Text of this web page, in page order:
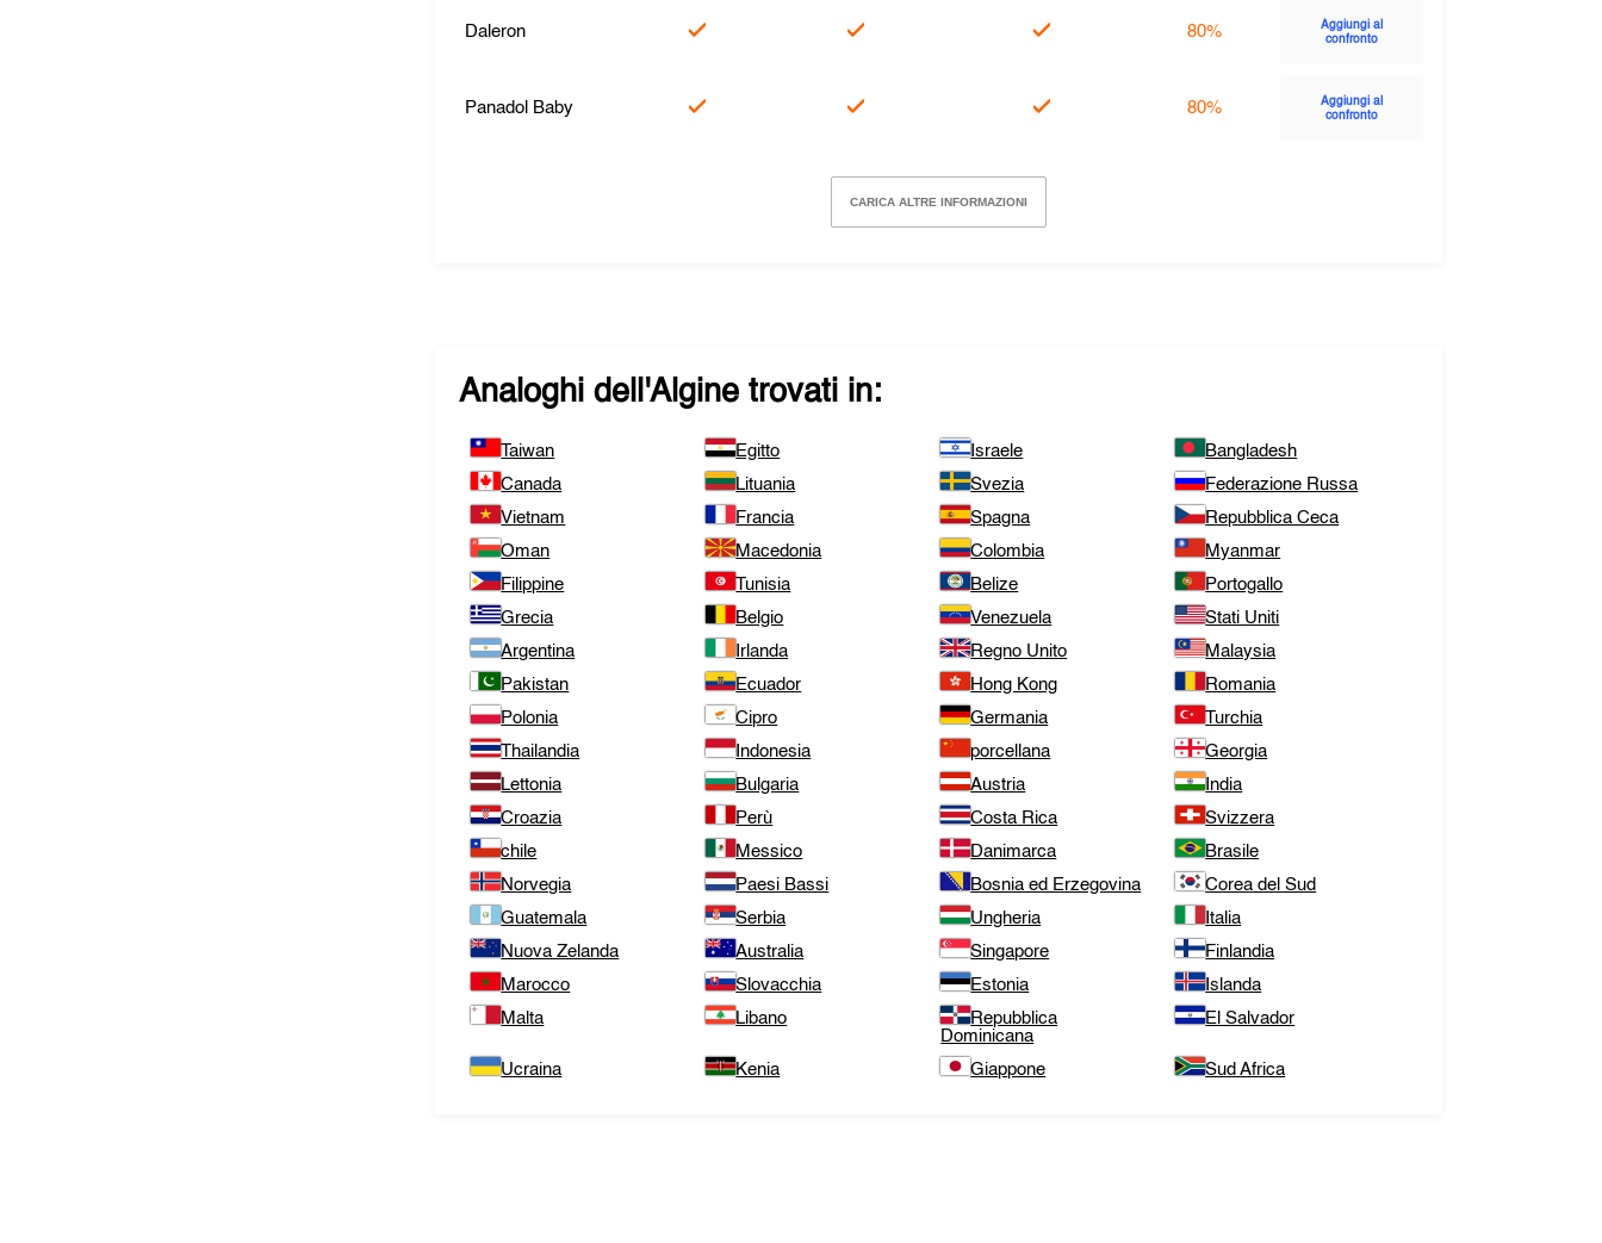
Daleron 80%
Aggiungi al
confronto
Panadol Baby 80%
Aggiungi al
confronto
CARICA ALTRE INFORMAZIONI
Analoghi dell'Algine trovati in:
Taiwan Egitto Israele
Bangladesh
Canada
Lituania Svezia
Federazione Russa
Vietnam
Francia Spagna
Repubblica Ceca
Oman
Macedonia Colombia
Myanmar
Filippine
Tunisia Belize
Portogallo
Grecia
Belgio Venezuela
Stati Uniti
Argentina
Irlanda Regno Unito
Malaysia
Pakistan
Ecuador Hong Kong
Romania
Polonia
Cipro Germania
Turchia
Thailandia
Indonesia porcellana
Georgia
Lettonia
Bulgaria Austria
India
Croazia
Perù Costa Rica
Svizzera
chile
Messico Danimarca
Brasile
Norvegia
Paesi Bassi Bosnia ed Erzegovina
Corea del Sud
Guatemala
Serbia Ungheria
Italia
Nuova Zelanda
Australia Singapore
Finlandia
Marocco
Slovacchia Estonia
Islanda
Malta
Libano
Repubblica
Dominicana
El Salvador
Ucraina Kenia Giappone Sud Africa